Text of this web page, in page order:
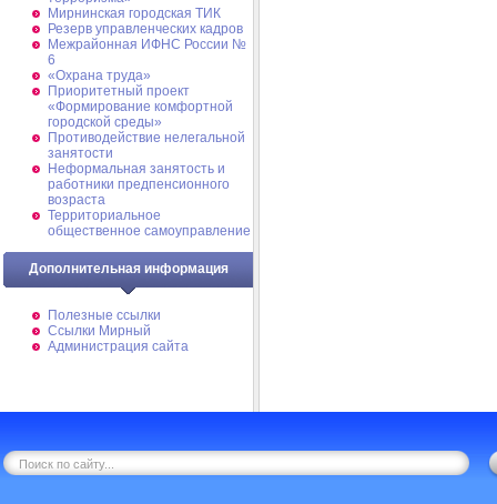
Мирнинская городская ТИК
Резерв управленческих кадров
Межрайонная ИФНС России №
6
«Охрана труда»
Приоритетный проект
«Формирование комфортной
городской среды»
Противодействие нелегальной
занятости
Неформальная занятость и
работники предпенсионного
возраста
Территориальное
общественное самоуправление
Дополнительная информация
Полезные ссылки
Ссылки Мирный
Администрация сайта